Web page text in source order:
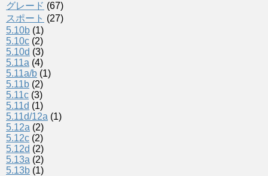
グレード (67)
スポート (27)
5.10b (1)
5.10c (2)
5.10d (3)
5.11a (4)
5.11a/b (1)
5.11b (2)
5.11c (3)
5.11d (1)
5.11d/12a (1)
5.12a (2)
5.12c (2)
5.12d (2)
5.13a (2)
5.13b (1)